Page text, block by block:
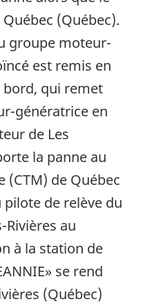
(Québec).
groupe moteur-
est remis en
qui remet
génératrice en
de Les
la panne au
de Québec
de relève du
au
à la station de
se rend
(Québec)